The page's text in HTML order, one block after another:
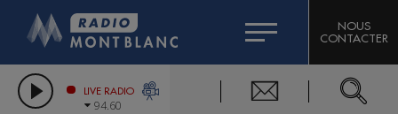
LES CHRONIQUES DE L'EXPERT
CITIZEN MACHINERY
GRAND MASSIF DOMAINES SKIABLES
COMPAGNIE DU MONT-BLANC
NOUS
CONTACTER
LIVE RADIO
94.60